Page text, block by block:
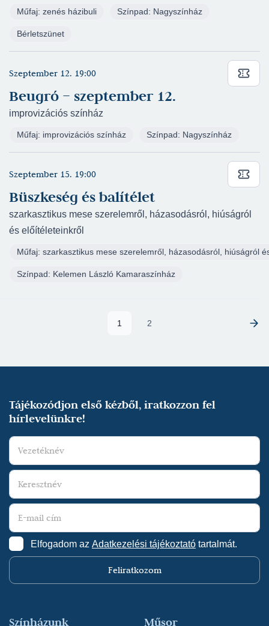
Műfaj: zenés házibuli Színpad: Nagyszínház
Bérletszünet
Szeptember 12. 19:00
Beugró – szeptember 12.
improvizációs színház
Műfaj: improvizációs színház Színpad: Nagyszínház
Szeptember 15. 19:00
Büszkeség és balítélet
szarkasztikus mese szerelemről, házasodásról, hiúságról
és előítéleteinkről
Műfaj: szarkasztikus mese szerelemről, házasodásról, hiúságról
Színpad: Kelemen László Kamaraszínház
1 2
Tájékozódjon első kézből, iratkozzon fel
hírlevelünkre!
Elfogadom az Adatkezelési tájékoztató tartalmát.
Feliratkozom
Színházunk Műsor